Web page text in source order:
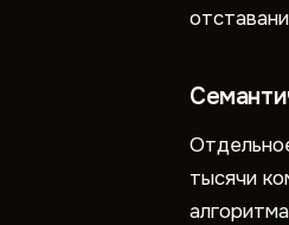
тысячи